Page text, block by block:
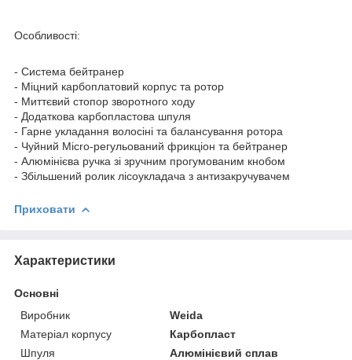
Особливості:
- Система бейтранер
- Міцний карбоплатовий корпус та ротор
- Миттєвий стопор зворотного ходу
- Додаткова карбопластова шпуля
- Гарне укладання волосіні та балансування ротора
- Чуйний Micro-регульований фрикціон та бейтранер
- Алюмінієва ручка зі зручним прогумованим кнобом
- Збільшений ролик лісоукладача з антизакручувачем
Приховати
Характеристики
Основні
Виробник
Weida
Матеріал корпусу
Карбопласт
Шпуля
Алюмінієвий сплав